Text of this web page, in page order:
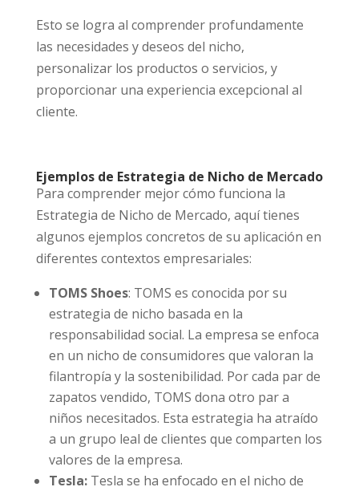
Esto se logra al comprender profundamente
las necesidades y deseos del nicho,
personalizar los productos o servicios, y
proporcionar una experiencia excepcional al
cliente.
Ejemplos de Estrategia de Nicho de Mercado
Para comprender mejor cómo funciona la
Estrategia de Nicho de Mercado, aquí tienes
algunos ejemplos concretos de su aplicación en
diferentes contextos empresariales:
TOMS Shoes: TOMS es conocida por su
estrategia de nicho basada en la
responsabilidad social. La empresa se enfoca
en un nicho de consumidores que valoran la
filantropía y la sostenibilidad. Por cada par de
zapatos vendido, TOMS dona otro par a
niños necesitados. Esta estrategia ha atraído
a un grupo leal de clientes que comparten los
valores de la empresa.
Tesla:Tesla se ha enfocado en el nicho de